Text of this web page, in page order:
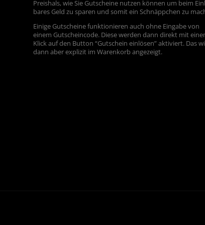
Preishals, wie Sie Gutscheine nutzen können um beim
bares Geld zu sparen und somit ein Schnäppchen zu
Einige Gutscheine funktionieren auch ohne Eingabe von
einem Gutscheincode. Diese werden dann direkt mit
Klick auf den Button “Gutschein einlösen” aktiviert. Das
dann aber explizit im Warenkorb angezeigt.